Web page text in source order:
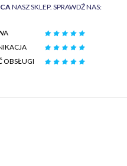
NASZ SKLEP. SPRAWDŹ NAS:
OBSŁUGI